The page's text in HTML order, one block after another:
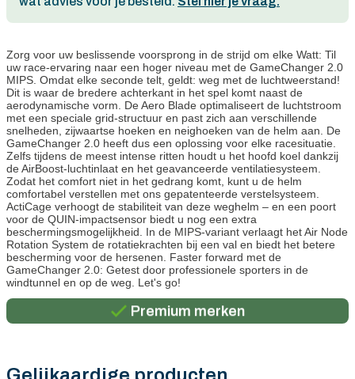
Zorg voor uw beslissende voorsprong in de strijd om elke Watt: Til
uw race-ervaring naar een hoger niveau met de GameChanger 2.0
MIPS. Omdat elke seconde telt, geldt: weg met de luchtweerstand!
Dit is waar de bredere achterkant in het spel komt naast de
aerodynamische vorm. De Aero Blade optimaliseert de luchtstroom
met een speciale grid-structuur en past zich aan verschillende
snelheden, zijwaartse hoeken en neighoeken van de helm aan. De
GameChanger 2.0 heeft dus een oplossing voor elke racesituatie.
Zelfs tijdens de meest intense ritten houdt u het hoofd koel dankzij
de AirBoost-luchtinlaat en het geavanceerde ventilatiesysteem.
Zodat het comfort niet in het gedrang komt, kunt u de helm
comfortabel verstellen met ons gepatenteerde verstelsysteem.
ActiCage verhoogt de stabiliteit van deze weghelm – en een poort
voor de QUIN-impactsensor biedt u nog een extra
beschermingsmogelijkheid. In de MIPS-variant verlaagt het Air Node
Rotation System de rotatiekrachten bij een val en biedt het betere
bescherming voor de hersenen. Faster forward met de
GameChanger 2.0: Getest door professionele sporters in de
windtunnel en op de weg. Let's go!
Persoonlijk advies
Gratis verzending in België vanaf €100
Premium merken